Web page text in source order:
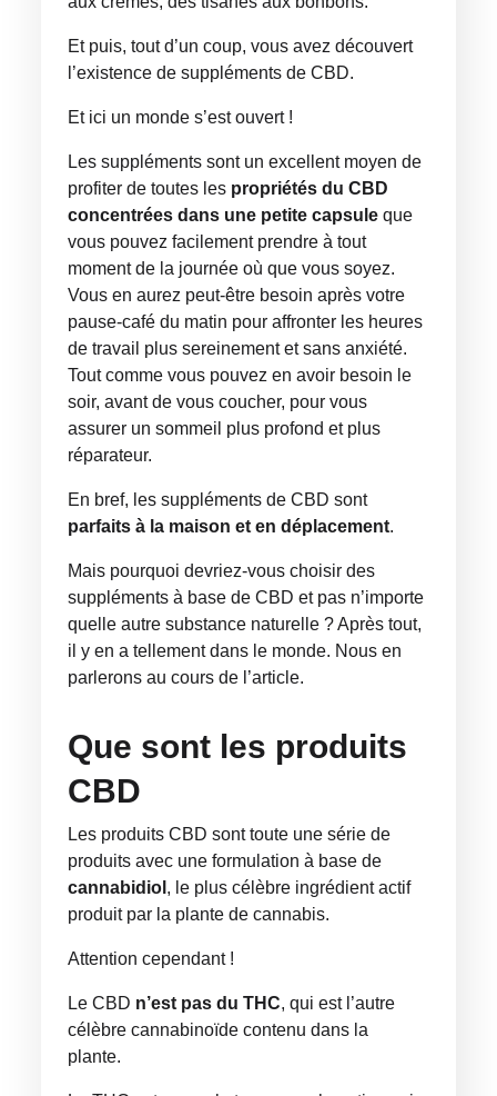
Et puis, tout d’un coup, vous avez découvert
l’existence de suppléments de CBD.
Et ici un monde s’est ouvert !
Les suppléments sont un excellent moyen de
profiter de toutes les propriétés du CBD
concentrées dans une petite capsule que
vous pouvez facilement prendre à tout
moment de la journée où que vous soyez.
Vous en aurez peut-être besoin après votre
pause-café du matin pour affronter les heures
de travail plus sereinement et sans anxiété.
Tout comme vous pouvez en avoir besoin le
soir, avant de vous coucher, pour vous
assurer un sommeil plus profond et plus
réparateur.
En bref, les suppléments de CBD sont
parfaits à la maison et en déplacement.
Mais pourquoi devriez-vous choisir des
suppléments à base de CBD et pas n’importe
quelle autre substance naturelle ? Après tout,
il y en a tellement dans le monde. Nous en
parlerons au cours de l’article.
Que sont les produits
CBD
Les produits CBD sont toute une série de
produits avec une formulation à base de
cannabidiol , le plus célèbre ingrédient actif
produit par la plante de cannabis.
Attention cependant !
Le CBD n’est pas du THC, qui est l’autre
célèbre cannabinoïde contenu dans la
plante.